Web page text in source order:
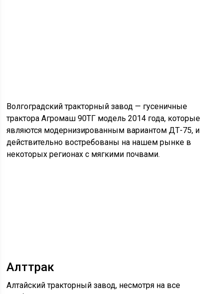
Волгоградский тракторный завод — гусеничные
трактора Агромаш 90ТГ модель 2014 года, которые
являются модернизированным вариантом ДТ-75, и
действительно востребованы на нашем рынке в
некоторых регионах с мягкими почвами.
Алттрак
Алтайский тракторный завод, несмотря на все